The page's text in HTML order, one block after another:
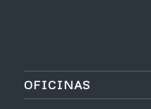
OFICINAS